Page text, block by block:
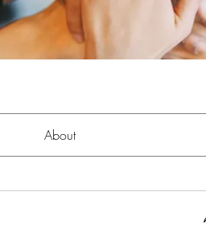
About